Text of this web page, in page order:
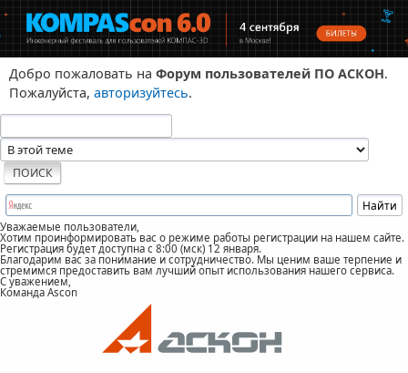
Добро пожаловать на Форум пользователей ПО АСКОН.
Пожалуйста, авторизуйтесь.
Уважаемые пользователи,
Хотим проинформировать вас о режиме работы регистрации на нашем сайте.
Регистрация будет доступна с 8:00 (мск) 12 января.
Благодарим вас за понимание и сотрудничество. Мы ценим ваше терпение и
стремимся предоставить вам лучший опыт использования нашего сервиса.
С уважением,
Команда Ascon